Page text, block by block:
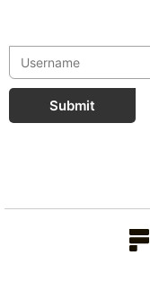
Submit